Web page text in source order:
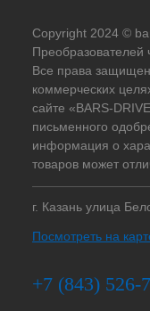
Copyright 2024 ©
Преобразователей
Все права
коммерческих
сайте «BARS-
письменного
информация о
товаров может
г. Казань улица
Посмотреть на
+7 (843) 526-